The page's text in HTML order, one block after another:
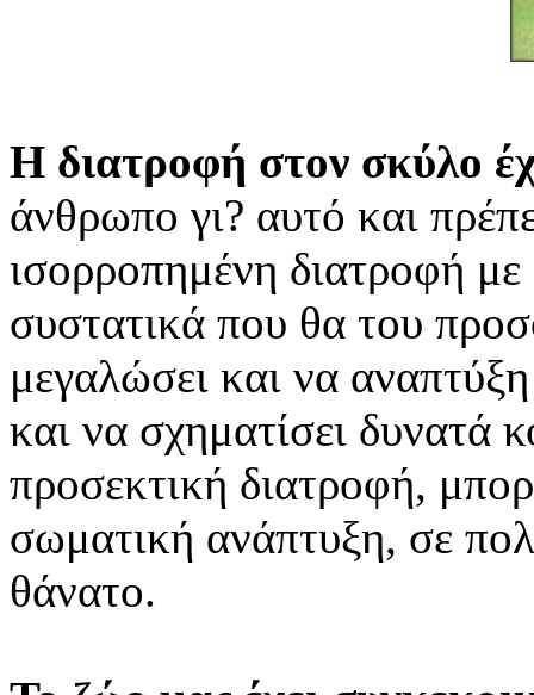
Η διατροφή στον σκύλο
άνθρωπο γι? αυτό και
ισορροπημένη διατροφή
συστατικά που θα του
μεγαλώσει και να
και να σχηματίσει δυνατά
προσεκτική διατροφή,
σωματική ανάπτυξη, σε
θάνατο.